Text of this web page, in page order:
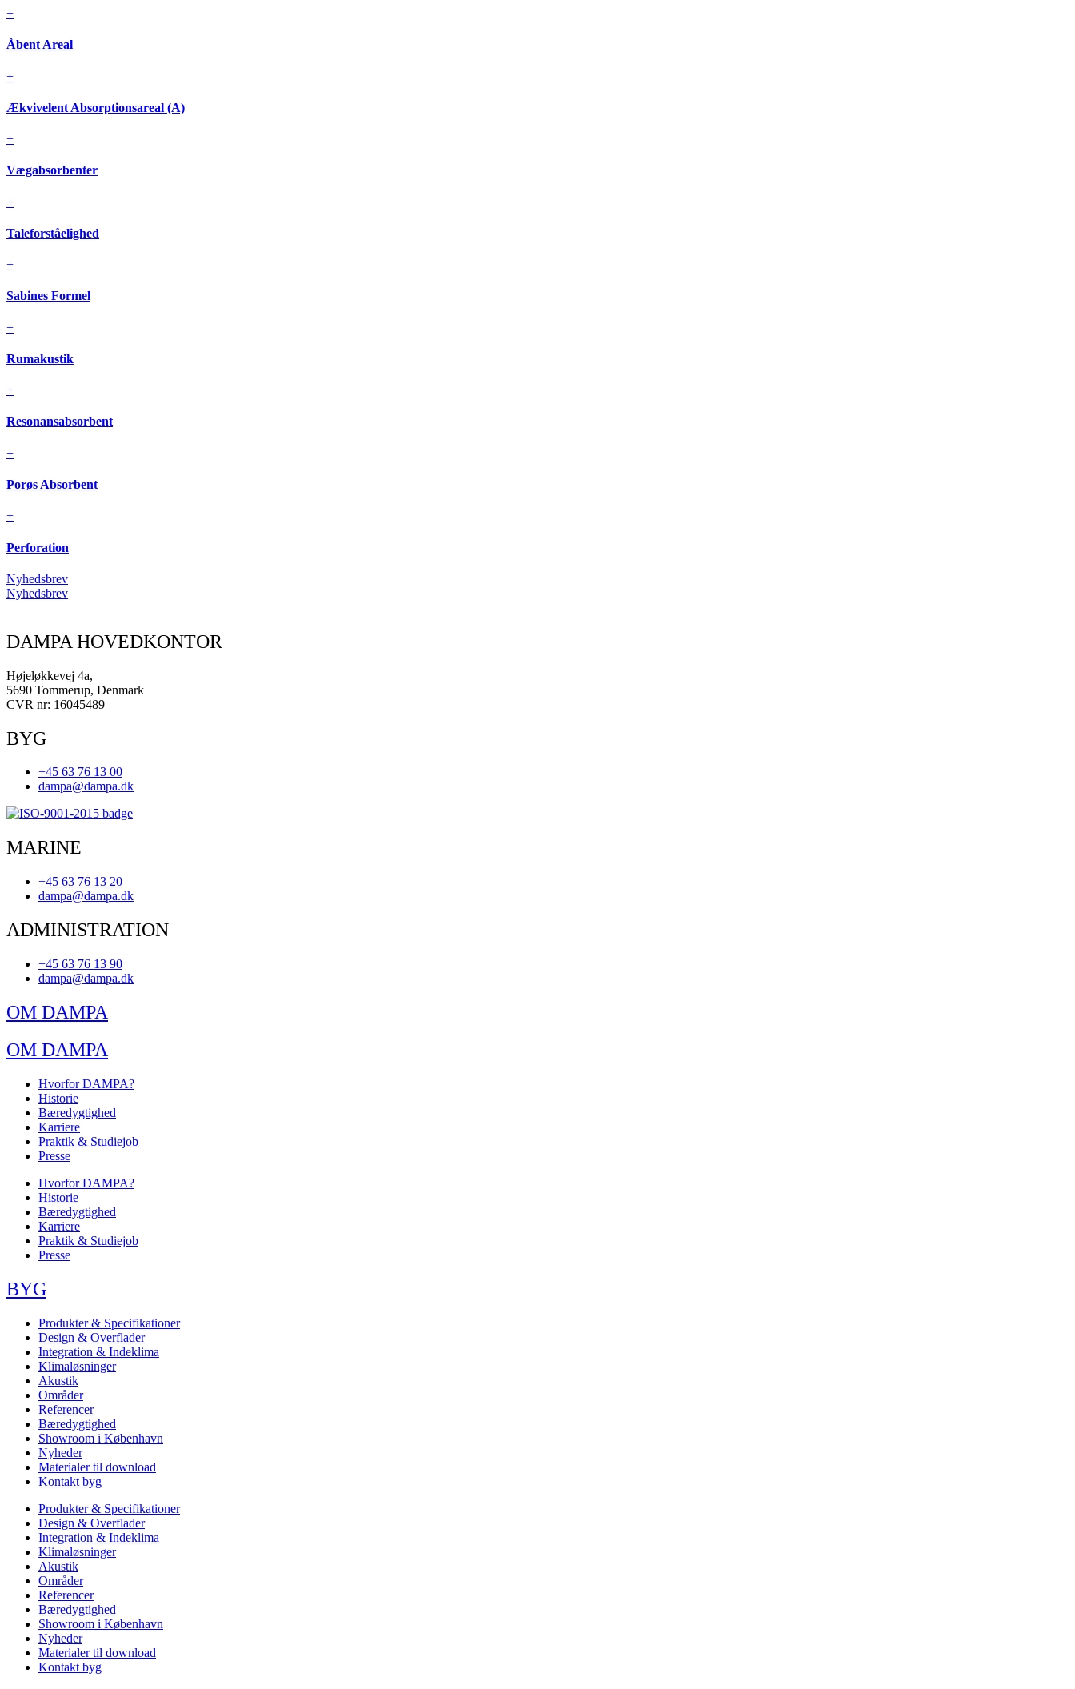
+
Åbent Areal
+
Ækvivelent Absorptionsareal (A)
+
Vægabsorbenter
+
Taleforståelighed
+
Sabines Formel
+
Rumakustik
+
Resonansabsorbent
+
Porøs Absorbent
+
Perforation
Nyhedsbrev
Nyhedsbrev
DAMPA HOVEDKONTOR
Højeløkkevej 4a,
5690 Tommerup, Denmark
CVR nr: 16045489
BYG
+45 63 76 13 00
dampa@dampa.dk
MARINE
+45 63 76 13 20
dampa@dampa.dk
ADMINISTRATION
+45 63 76 13 90
dampa@dampa.dk
OM DAMPA
OM DAMPA
Hvorfor DAMPA?
Historie
Bæredygtighed
Karriere
Praktik & Studiejob
Presse
Hvorfor DAMPA?
Historie
Bæredygtighed
Karriere
Praktik & Studiejob
Presse
BYG
Produkter & Specifikationer
Design & Overflader
Integration & Indeklima
Klimaløsninger
Akustik
Områder
Referencer
Bæredygtighed
Showroom i København
Nyheder
Materialer til download
Kontakt byg
Produkter & Specifikationer
Design & Overflader
Integration & Indeklima
Klimaløsninger
Akustik
Områder
Referencer
Bæredygtighed
Showroom i København
Nyheder
Materialer til download
Kontakt byg